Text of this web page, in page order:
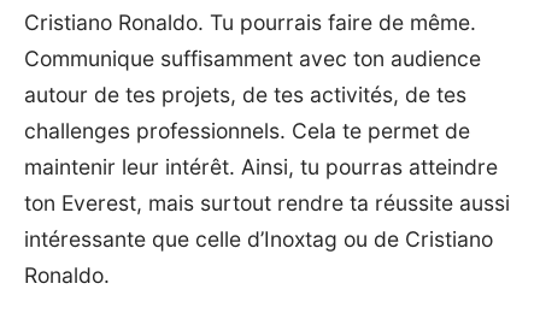
Cristiano Ronaldo. Tu pourrais faire de même.
Communique suffisamment avec ton audience
autour de tes projets, de tes activités, de tes
challenges professionnels. Cela te permet de
maintenir leur intérêt. Ainsi, tu pourras atteindre
ton Everest, mais surtout rendre ta réussite aussi
intéressante que celle d’Inoxtag ou de Cristiano
Ronaldo.